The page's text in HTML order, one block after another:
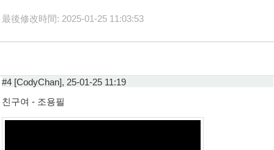
最後修改時間: 2025-01-25 11:03:53
#4 [CodyChan], 25-01-25 11:19
친구여 - 조용필